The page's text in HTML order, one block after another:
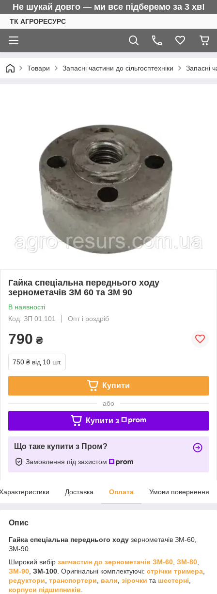
Не шукай довго — ми все підберемо за 3 хв!
ТК АГРОРЕСУРС
Товари Запасні частини до сільгосптехніки Запасні
Гайка спеціальна переднього ходу
зернометачів ЗМ 60 та ЗМ 90
В наявності
Код: ЗП 01.101
Опт і роздріб
790 ₴
750 ₴ від 10 шт.
Купити
або
Купити з
Що таке купити з Пром?
Замовлення під захистом
Доставка Оплата Умови повернення
Опис
Гайка спеціальна переднього ходу зернометачів ЗМ-60,
ЗМ-90.
Широкий вибір запчастин до зернометачів ЗМ-60 ЗМ-80
ЗМ-90 ЗМ-100 . Оригінальні комплектуючі: стрічки тримера
редуктори транспортери вали зірочки та шестерні
корпуси підшипників